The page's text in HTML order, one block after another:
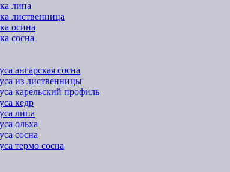
липа
лиственница
осина
сосна
ангарская сосна
из лиственницы
карельский профиль
кедр
липа
ольха
сосна
термо сосна